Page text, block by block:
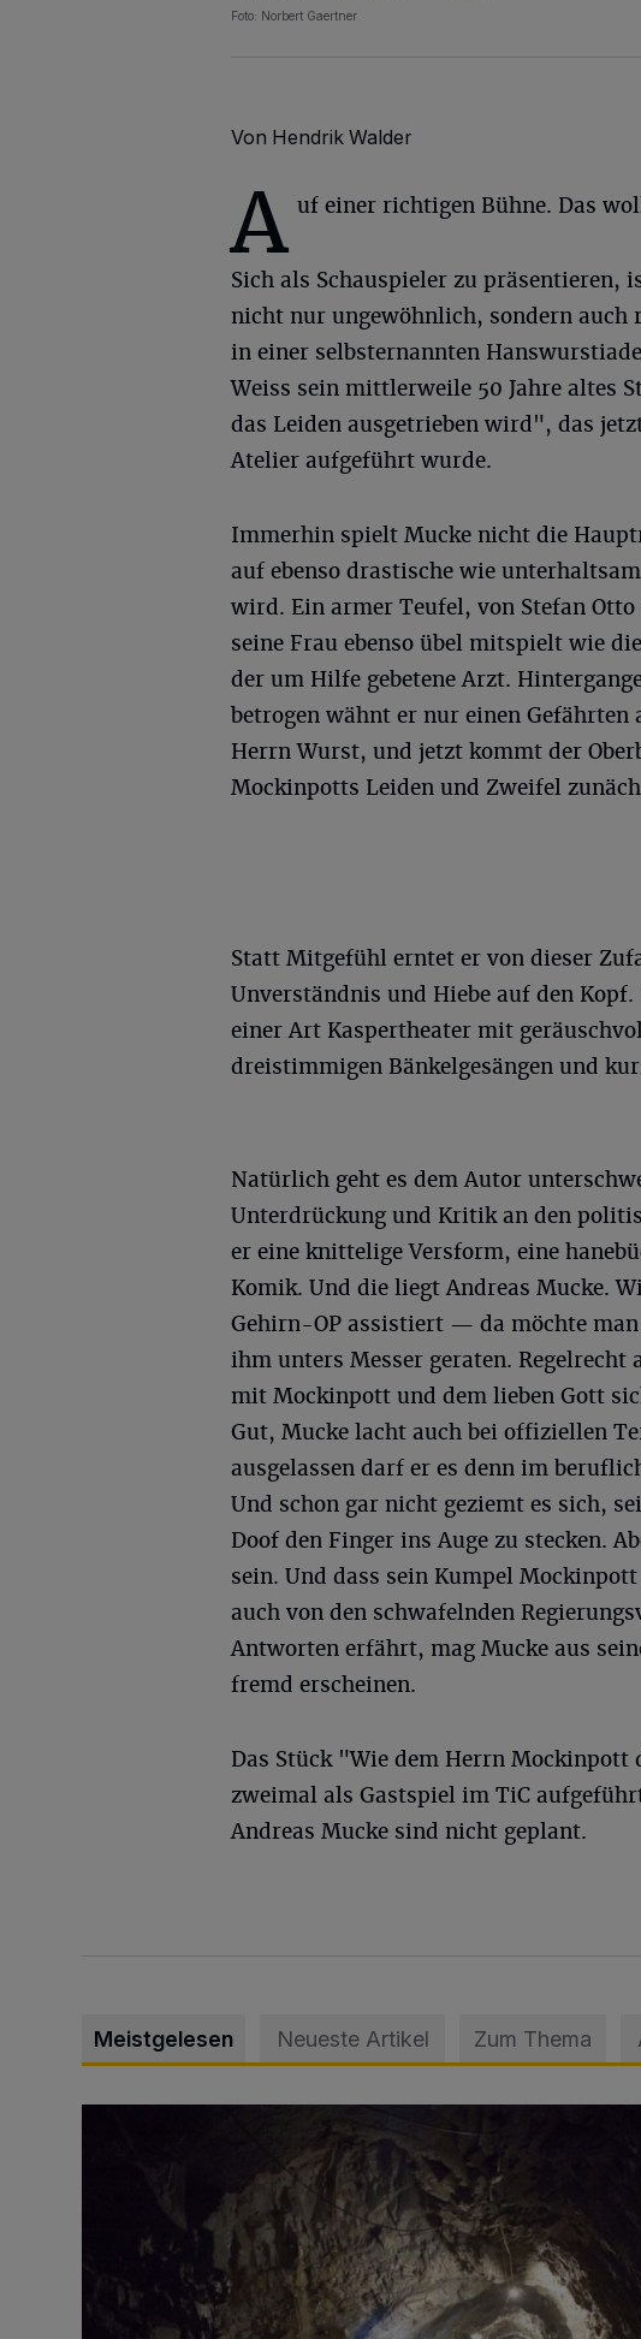
Foto: Norbert Gaertner
Von Hendrik Walder
A uf einer richtigen Bühne. Das
Sich als Schauspieler zu präsentieren,
nicht nur ungewöhnlich, sondern auch
in einer selbsternannten
Weiss sein mittlerweile 50 Jahre altes
das Leiden ausgetrieben wird", das
Atelier aufgeführt wurde.
Immerhin spielt Mucke nicht die
auf ebenso drastische wie
wird. Ein armer Teufel, von Stefan
seine Frau ebenso übel mitspielt wie
der um Hilfe gebetene Arzt.
betrogen wähnt er nur einen Gefährten
Herrn Wurst, und jetzt kommt der
Mockinpotts Leiden und Zweifel
Statt Mitgefühl erntet er von dieser
Unverständnis und Hiebe auf den
einer Art Kaspertheater mit
dreistimmigen Bänkelgesängen und
Natürlich geht es dem Autor
Unterdrückung und Kritik an den
er eine knittelige Versform, eine
Komik. Und die liegt Andreas Mucke.
Gehirn-OP assistiert — da möchte
ihm unters Messer geraten. Regelrecht
mit Mockinpott und dem lieben Gott
Gut, Mucke lacht auch bei offiziellen
ausgelassen darf er es denn im
Und schon gar nicht geziemt es sich,
Doof den Finger ins Auge zu stecken.
sein. Und dass sein Kumpel
auch von den schwafelnden
Antworten erfährt, mag Mucke aus
fremd erscheinen.
Das Stück "Wie dem Herrn
zweimal als Gastspiel im TiC
Andreas Mucke sind nicht geplant.
Meistgelesen Neueste Artikel Zum Thema